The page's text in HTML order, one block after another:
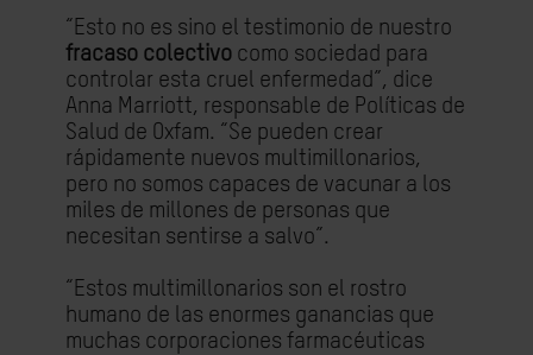
“Esto no es sino el testimonio de nuestro
fracaso colectivo como sociedad para
controlar esta cruel enfermedad”, dice
Anna Marriott, responsable de Políticas de
Salud de Oxfam. “Se pueden crear
rápidamente nuevos multimillonarios,
pero no somos capaces de vacunar a los
miles de millones de personas que
necesitan sentirse a salvo”.
“Estos multimillonarios son el rostro
humano de las enormes ganancias que
muchas corporaciones farmacéuticas